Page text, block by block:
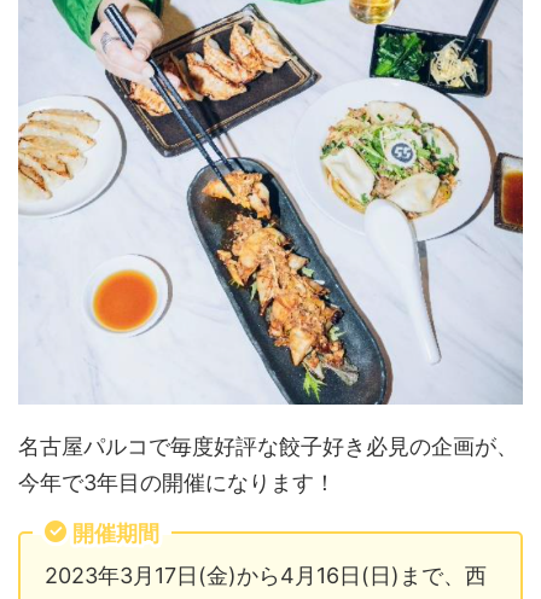
名古屋パルコで毎度好評な餃子好き必見の企画が、
今年で3年目の開催になります！
開催期間
2023年3月17日(金)から4月16日(日)まで、西